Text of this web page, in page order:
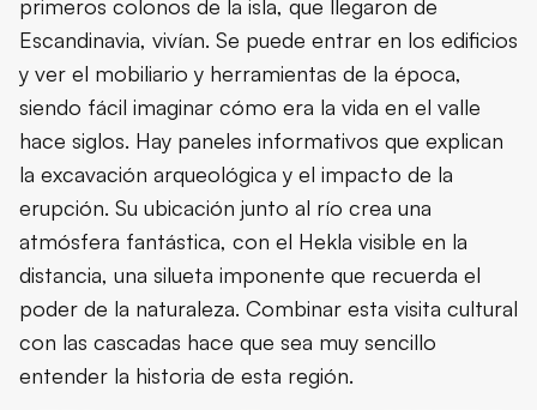
primeros colonos de la isla, que llegaron de
Escandinavia, vivían. Se puede entrar en los edificios
y ver el mobiliario y herramientas de la época,
siendo fácil imaginar cómo era la vida en el valle
hace siglos. Hay paneles informativos que explican
la excavación arqueológica y el impacto de la
erupción. Su ubicación junto al río crea una
atmósfera fantástica, con el Hekla visible en la
distancia, una silueta imponente que recuerda el
poder de la naturaleza. Combinar esta visita cultural
con las cascadas hace que sea muy sencillo
entender la historia de esta región.